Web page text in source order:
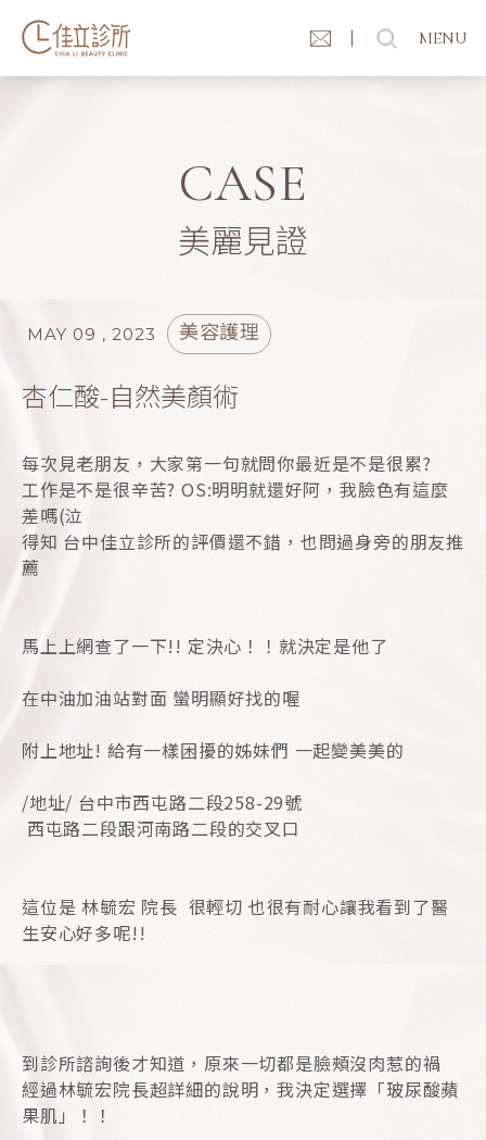
MENU
CASE
美麗見證
MAY 09 , 2023 美容護理
杏仁酸-自然美顏術
每次見老朋友，大家第一句就問你最近是不是很累?
工作是不是很辛苦? OS:明明就還好阿，我臉色有這麼
差嗎(泣
得知 台中佳立診所的評價還不錯，也問過身旁的朋友推
薦
馬上上網查了一下!! 定決心！！就決定是他了
在中油加油站對面 蠻明顯好找的喔
​附上地址! 給有一樣困擾的姊妹們 一起變美美的
/地址/ 台中市西屯路二段258-29號
西屯路二段跟河南路二段的交叉口
這位是 林毓宏 院長 ​ 很輕切 也很有耐心讓我看到了醫
生安心好多呢!!
到診所諮詢後才知道，原來一切都是臉頰沒肉惹的禍
經過林毓宏院長超詳細的說明，我決定選擇「玻尿酸蘋
果肌」！！